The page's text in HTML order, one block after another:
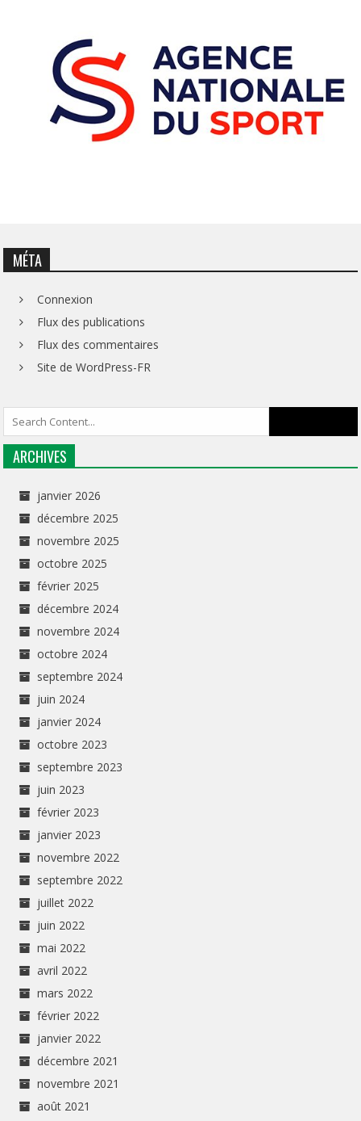
MÉTA
Connexion
Flux des publications
Flux des commentaires
Site de WordPress-FR
ARCHIVES
janvier 2026
décembre 2025
novembre 2025
octobre 2025
février 2025
décembre 2024
novembre 2024
octobre 2024
septembre 2024
juin 2024
janvier 2024
octobre 2023
septembre 2023
juin 2023
février 2023
janvier 2023
novembre 2022
septembre 2022
juillet 2022
juin 2022
mai 2022
avril 2022
mars 2022
février 2022
janvier 2022
décembre 2021
novembre 2021
août 2021